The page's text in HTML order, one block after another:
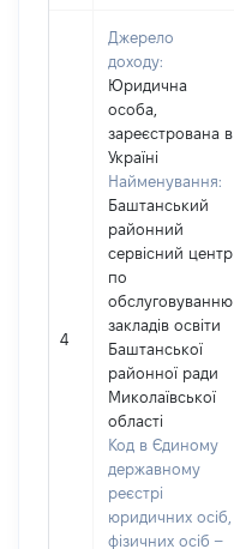
4
Джерело
доходу:
Юридична
особа,
зареєстрована в
Україні
Найменування:
Баштанський
районний
сервісний центр
по
обслуговуванню
закладів освіти
Баштанської
районної ради
Миколаївської
області
Код в Єдиному
державному
реєстрі
юридичних осіб,
фізичних осіб –